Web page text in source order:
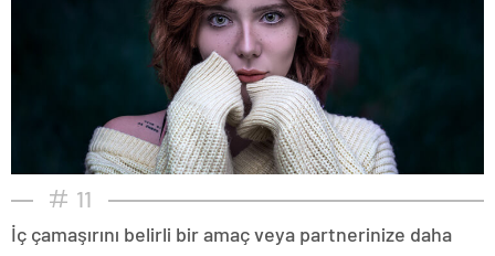
11
İç çamaşırını belirli bir amaç veya partnerinize daha